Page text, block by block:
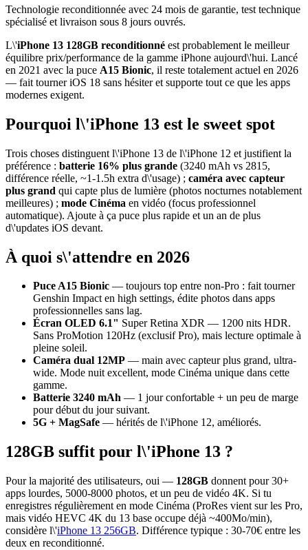
Technologie reconditionnée avec 24 mois de garantie, test technique
spécialisé et livraison sous 8 jours ouvrés.
L\'iPhone 13 128GB reconditionné est probablement le meilleur
équilibre prix/performance de la gamme iPhone aujourd\'hui. Lancé
en 2021 avec la puce A15 Bionic, il reste totalement actuel en 2026
— fait tourner iOS 18 sans hésiter et supporte tout ce que les apps
modernes exigent.
Pourquoi l\'iPhone 13 est le sweet spot
Trois choses distinguent l\'iPhone 13 de l\'iPhone 12 et justifient la
préférence : batterie 16% plus grande (3240 mAh vs 2815,
différence réelle, ~1-1.5h extra d\'usage) ; caméra avec capteur
plus grand qui capte plus de lumière (photos nocturnes notablement
meilleures) ; mode Cinéma en vidéo (focus professionnel
automatique). Ajoute à ça puce plus rapide et un an de plus
d\'updates iOS devant.
À quoi s\'attendre en 2026
Puce A15 Bionic — toujours top entre non-Pro : fait tourner
Genshin Impact en high settings, édite photos dans apps
professionnelles sans lag.
Écran OLED 6.1" Super Retina XDR — 1200 nits HDR.
Sans ProMotion 120Hz (exclusif Pro), mais lecture optimale à
pleine soleil.
Caméra dual 12MP — main avec capteur plus grand, ultra-
wide. Mode nuit excellent, mode Cinéma unique dans cette
gamme.
Batterie 3240 mAh — 1 jour confortable + un peu de marge
pour début du jour suivant.
5G + MagSafe — hérités de l\'iPhone 12, améliorés.
128GB suffit pour l\'iPhone 13 ?
Pour la majorité des utilisateurs, oui — 128GB donnent pour 30+
apps lourdes, 5000-8000 photos, et un peu de vidéo 4K. Si tu
enregistres régulièrement en mode Cinéma (ProRes vient sur les Pro,
mais vidéo HEVC 4K du 13 base occupe déjà ~400Mo/min),
considère l\'iPhone 13 256GB. Différence typique : 30-70€ entre les
deux en reconditionné.